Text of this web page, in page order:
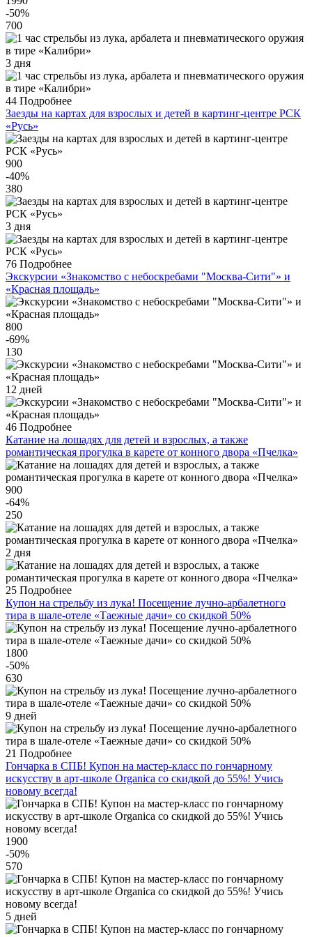
-50%
700
3 дня
44 Подробнее
Заезды на картах для взрослых и детей в картинг-центре РСК
«Русь»
900
-40%
380
3 дня
76 Подробнее
Экскурсии «Знакомство с небоскребами "Москва-Сити"» и
«Красная площадь»
800
-69%
130
12 дней
46 Подробнее
Катание на лошадях для детей и взрослых, а также
романтическая прогулка в карете от конного двора «Пчелка»
900
-64%
250
2 дня
25 Подробнее
Купон на стрельбу из лука! Посещение лучно-арбалетного
тира в шале-отеле «Таежные дачи» со скидкой 50%
1800
-50%
630
9 дней
21 Подробнее
Гончарка в СПБ! Купон на мастер-класс по гончарному
искусству в арт-школе Organica со скидкой до 55%! Учись
новому всегда!
1900
-50%
570
5 дней